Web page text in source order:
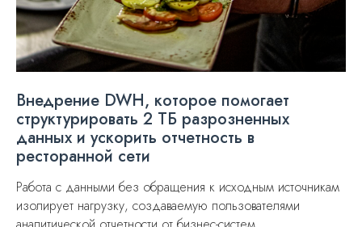
Внедрение DWH, которое помогает
структурировать 2 ТБ разрозненных
данных и ускорить отчетность в
ресторанной сети
Работа с данными без обращения к исходным источникам
изолирует нагрузку, создаваемую пользователями